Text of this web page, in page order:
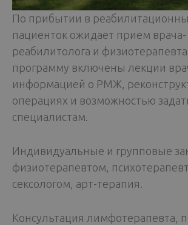
По прибытии в
пациенток ожидает прием врача-
реабилитолога и
программу включены лекции
информацией о РМЖ,
операциях и возможностью
специалистам.
Индивидуальные и групповые
физиотерапевтом,
сексологом, арт-терапия.
Консультация лимфотерапевта,